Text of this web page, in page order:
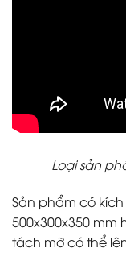
Loại sản
Sản phẩm có
500x300x350
tách mỡ có thể